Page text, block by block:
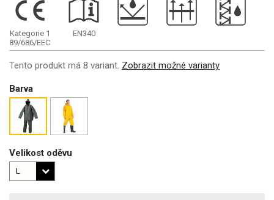
Kategorie 1
89/686/EEC
EN340
Tento produkt má 8 variant. Zobrazit možné varianty
Barva
Velikost oděvu